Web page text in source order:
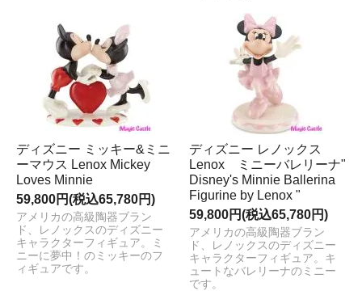
ディズニー ミッキー&ミニ
ーマウス Lenox Mickey
Loves Minnie
59,800円(税込65,780円)
アメリカの高級陶器ブラン
ド、レノックスのディズニー
キャラクターフィギュア。ミ
ニーに夢中！のミッキーのフ
ィギュアです。
ディズニー レノックス
Lenox ミニーバレリーナ"
Disney's Minnie Ballerina
Figurine by Lenox "
59,800円(税込65,780円)
アメリカの高級陶器ブラン
ド、レノックスのディズニー
キャラクターフィギュア。キ
ュートなバレリーナのミニー
です。